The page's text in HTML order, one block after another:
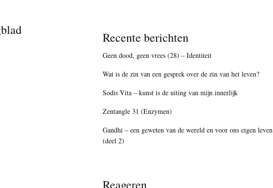
Recente berichten
Geen dood, geen vrees (28) – Identiteit
Wat is de zin van een gesprek over de zin van het leven?
Sodis Vita – kunst is de uiting van mijn innerlijk
Zentangle 31 (Enzymen)
Gandhi – een geweten van de wereld en voor ons eigen leven
(deel 2)
Reageren